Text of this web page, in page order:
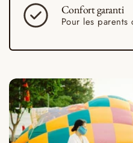
Confortgaranti
Pour les